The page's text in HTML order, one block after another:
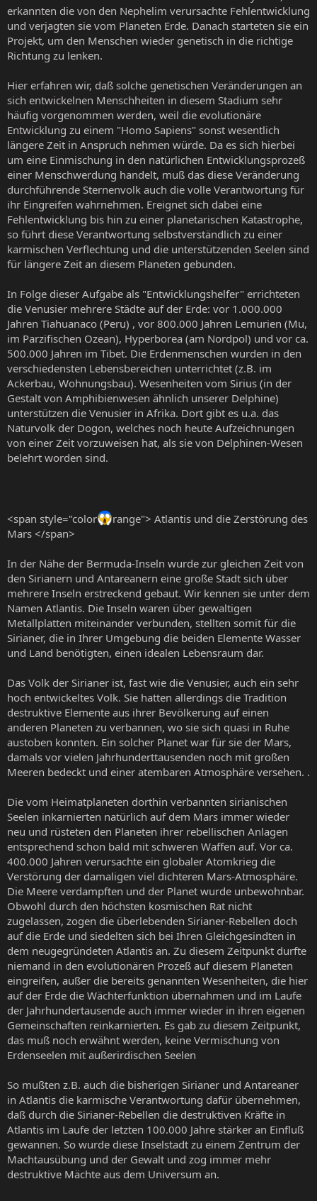
erkannten die von den Nephelim verursachte Fehlentwicklung
und verjagten sie vom Planeten Erde. Danach starteten sie ein
Projekt, um den Menschen wieder genetisch in die richtige
Richtung zu lenken.
Hier erfahren wir, daß solche genetischen Veränderungen an
sich entwickelnen Menschheiten in diesem Stadium sehr
häufig vorgenommen werden, weil die evolutionäre
Entwicklung zu einem "Homo Sapiens" sonst wesentlich
längere Zeit in Anspruch nehmen würde. Da es sich hierbei
um eine Einmischung in den natürlichen Entwicklungsprozeß
einer Menschwerdung handelt, muß das diese Veränderung
durchführende Sternenvolk auch die volle Verantwortung für
ihr Eingreifen wahrnehmen. Ereignet sich dabei eine
Fehlentwicklung bis hin zu einer planetarischen Katastrophe,
so führt diese Verantwortung selbstverständlich zu einer
karmischen Verflechtung und die unterstützenden Seelen sind
für längere Zeit an diesem Planeten gebunden.
In Folge dieser Aufgabe als "Entwicklungshelfer" errichteten
die Venusier mehrere Städte auf der Erde: vor 1.000.000
Jahren Tiahuanaco (Peru) , vor 800.000 Jahren Lemurien (Mu,
im Parzifischen Ozean), Hyperborea (am Nordpol) und vor ca.
500.000 Jahren im Tibet. Die Erdenmenschen wurden in den
verschiedensten Lebensbereichen unterrichtet (z.B. im
Ackerbau, Wohnungsbau). Wesenheiten vom Sirius (in der
Gestalt von Amphibienwesen ähnlich unserer Delphine)
unterstützen die Venusier in Afrika. Dort gibt es u.a. das
Naturvolk der Dogon, welches noch heute Aufzeichnungen
von einer Zeit vorzuweisen hat, als sie von Delphinen-Wesen
belehrt worden sind.
<span style="color
range"> Atlantis und die Zerstörung des
Mars </span>
In der Nähe der Bermuda-Inseln wurde zur gleichen Zeit von
den Sirianern und Antareanern eine große Stadt sich über
mehrere Inseln erstreckend gebaut. Wir kennen sie unter dem
Namen Atlantis. Die Inseln waren über gewaltigen
Metallplatten miteinander verbunden, stellten somit für die
Sirianer, die in Ihrer Umgebung die beiden Elemente Wasser
und Land benötigten, einen idealen Lebensraum dar.
Das Volk der Sirianer ist, fast wie die Venusier, auch ein sehr
hoch entwickeltes Volk. Sie hatten allerdings die Tradition
destruktive Elemente aus ihrer Bevölkerung auf einen
anderen Planeten zu verbannen, wo sie sich quasi in Ruhe
austoben konnten. Ein solcher Planet war für sie der Mars,
damals vor vielen Jahrhunderttausenden noch mit großen
Meeren bedeckt und einer atembaren Atmosphäre versehen. .
Die vom Heimatplaneten dorthin verbannten sirianischen
Seelen inkarnierten natürlich auf dem Mars immer wieder
neu und rüsteten den Planeten ihrer rebellischen Anlagen
entsprechend schon bald mit schweren Waffen auf. Vor ca.
400.000 Jahren verursachte ein globaler Atomkrieg die
Verstörung der damaligen viel dichteren Mars-Atmosphäre.
Die Meere verdampften und der Planet wurde unbewohnbar.
Obwohl durch den höchsten kosmischen Rat nicht
zugelassen, zogen die überlebenden Sirianer-Rebellen doch
auf die Erde und siedelten sich bei Ihren Gleichgesindten in
dem neugegründeten Atlantis an. Zu diesem Zeitpunkt durfte
niemand in den evolutionären Prozeß auf diesem Planeten
eingreifen, außer die bereits genannten Wesenheiten, die hier
auf der Erde die Wächterfunktion übernahmen und im Laufe
der Jahrhundertausende auch immer wieder in ihren eigenen
Gemeinschaften reinkarnierten. Es gab zu diesem Zeitpunkt,
das muß noch erwähnt werden, keine Vermischung von
Erdenseelen mit außerirdischen Seelen
So mußten z.B. auch die bisherigen Sirianer und Antareaner
in Atlantis die karmische Verantwortung dafür übernehmen,
daß durch die Sirianer-Rebellen die destruktiven Kräfte in
Atlantis im Laufe der letzten 100.000 Jahre stärker an Einfluß
gewannen. So wurde diese Inselstadt zu einem Zentrum der
Machtausübung und der Gewalt und zog immer mehr
destruktive Mächte aus dem Universum an.